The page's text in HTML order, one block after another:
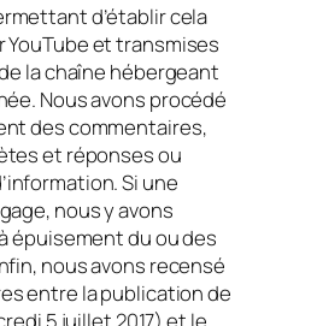
d’établir cela
YouTube et transmises
la chaîne hébergeant
Nous avons procédé
des commentaires,
et réponses ou
Si une
nous y avons
épuisement du ou des
nous avons recensé
entre la publication de
5 juillet 2017) et le